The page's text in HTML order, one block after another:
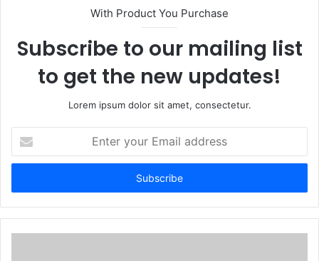
e
With Product You Purchase
Subscribe to our mailing list
to get the new updates!
Lorem ipsum dolor sit amet, consectetur.
t
r
y